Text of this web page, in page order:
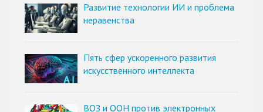
Развитие технологии ИИ и проблема
неравенства
Пять сфер ускоренного развития
искусственного интеллекта
ВОЗ и ООН против электронных